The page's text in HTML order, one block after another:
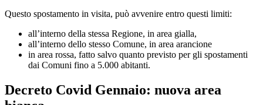
Questo spostamento in visita, può avvenire entro questi limiti:
all’interno della stessa Regione, in area gialla,
all’interno dello stesso Comune, in area arancione
in area rossa, fatto salvo quanto previsto per gli spostamenti
dai Comuni fino a 5.000 abitanti.
Decreto Covid Gennaio: nuova area